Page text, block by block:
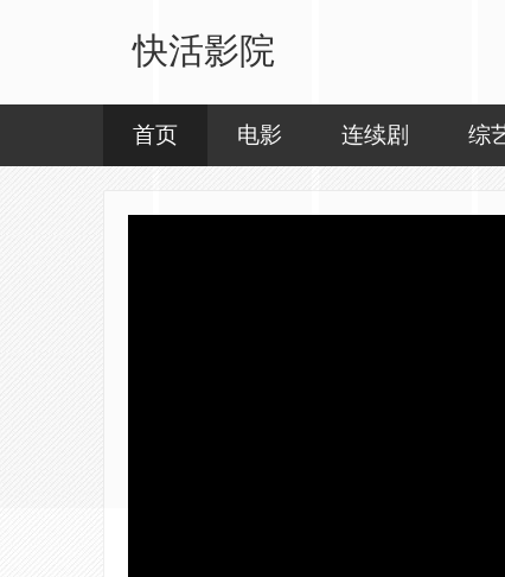
快活影院
首页 电影 连续剧 综